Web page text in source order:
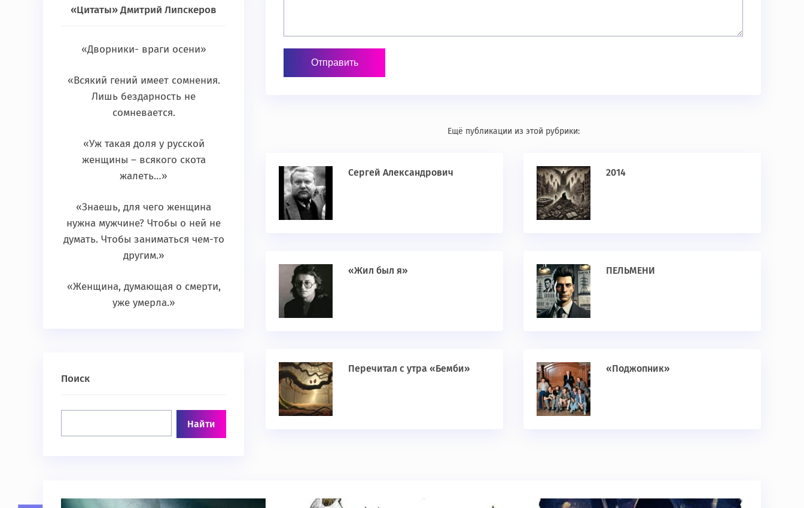
Ещё публикации из этой рубрики:
Сергей Александрович 2014
«Жил был я» ПЕЛЬМЕНИ
Перечитал с утра «Бемби» «Поджопник»
«Цитаты» Дмитрий Липскеров
«Дворники- враги осени»
«Всякий гений имеет сомнения.
Лишь бездарность не
сомневается.
«Уж такая доля у русской
женщины – всякого скота
жалеть…»
«Знаешь, для чего женщина
нужна мужчине? Чтобы о ней не
думать. Чтобы заниматься чем-то
другим.»
«Женщина, думающая о смерти,
уже умерла.»
Поиск